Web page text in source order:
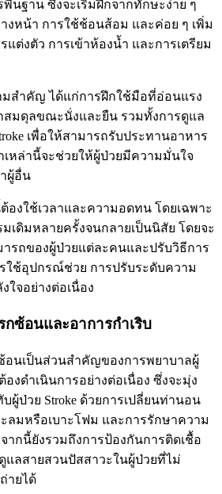
พื้นฐาน ซึ่งจะเริ่มฝึกจากทักษะง่าย ๆ
งหน้า การใช้ช้อนส้อม และค่อย ๆ เพิ่ม
ต่งตัว การเข้าห้องน้ำ และการเตรียม
สำคัญ ได้แก่การฝึกใช้มือที่อ่อนแรง
สมดุลขณะนั่งและยืน รวมทั้งการดูแล
เพื่อให้สามารถรับประทานอาหาร
เหล่านี้จะช่วยให้ผู้ป่วยมีความมั่นใจ
ผู้อื่น
งใช้เวลาและความอดทน โดยเฉพาะ
เดิมหลายครั้งจนกลายเป็นนิสัย โดยจะ
รถของผู้ป่วยแต่ละคนและปรับวิธีการ
ใช้อุปกรณ์ช่วย การปรับระดับความ
ใจอย่างต่อเนื่อง
ซ้อนและอาการกำเริบ
อนเป็นส่วนสำคัญของการพยาบาลผู้
องดำเนินการอย่างต่อเนื่อง ซึ่งจะมุ่ง
ผู้ป่วย Stroke ด้วยการเปลี่ยนท่านอน
ลมหรือเบาะโฟม และการรักษาความ
ากนี้ยังรวมถึงการป้องกันการติดเชื้อ
แลสายสวนปัสสาวะในผู้ป่วยที่ไม่
ายได้